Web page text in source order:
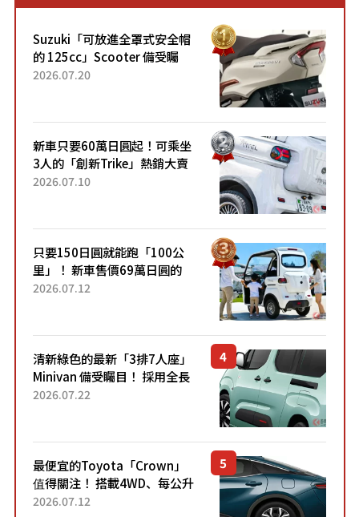
Suzuki「可放進全罩式安全帽
的 125cc」Scooter 備受矚
目！採用全新流線設計與各項
2026.07.20
新車只要60萬日圓起！可乘坐
3人的「創新Trike」熱銷大賣
成為人氣車款！「養車成本真
2026.07.10
只要150日圓就能跑「100公
里」！ 新車售價69萬日圓的
「3人座」Trike大受歡迎！ 順
2026.07.12
清新綠色的最新「3排7人座」
Minivan 備受矚目！ 採用全長
4.7公尺剛剛好的車身尺寸與
2026.07.22
最便宜的Toyota「Crown」
值得關注！ 搭載4WD、每公升
22.4公里低油耗表現超亮眼！
2026.07.12